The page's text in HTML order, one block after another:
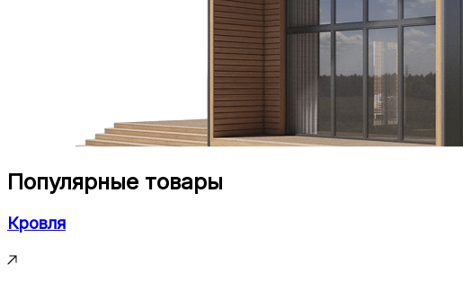
Популярные товары
Кровля